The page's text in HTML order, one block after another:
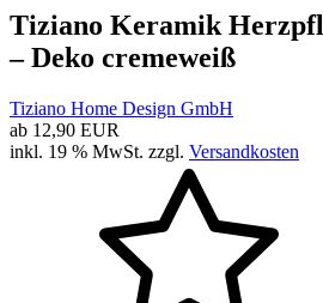
Tiziano Keramik
– Deko cremeweiß
Tiziano Home Design GmbH
ab 12,90 EUR
inkl. 19 % MwSt. zzgl. Versandkosten